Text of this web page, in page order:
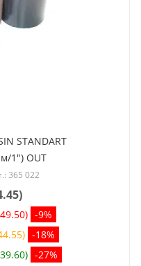
STANDART
1") OUT
365 022
)
-9%
-18%
-27%